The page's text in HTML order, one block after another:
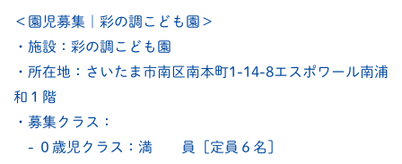
＜園児募集｜彩の調こども園＞
・施設：彩の調こども園
・所在地：さいたま市南区南本町1-14-8エスポワール南浦
和１階
・募集クラス：
- ０歳児クラス：満 員［定員６名］